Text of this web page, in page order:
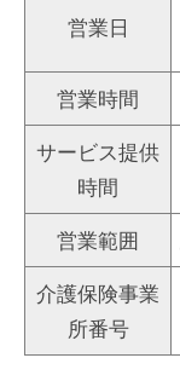
営業日
営業時間
サービス提供
時間
営業範囲
介護保険事業
所番号